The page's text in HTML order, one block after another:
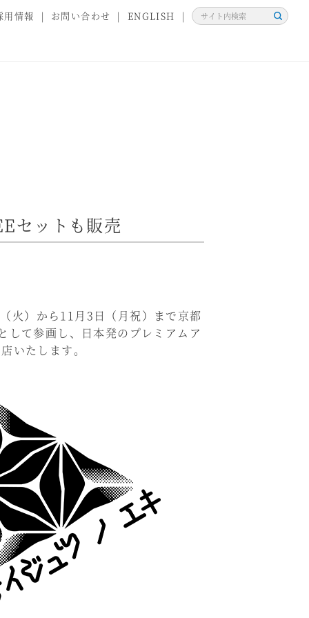
用情報 お問い合わせ ENGLISH
検
セットも販売
火）から11月3日（月祝）まで京都
て参画し、日本発のプレミアムア
いたします。